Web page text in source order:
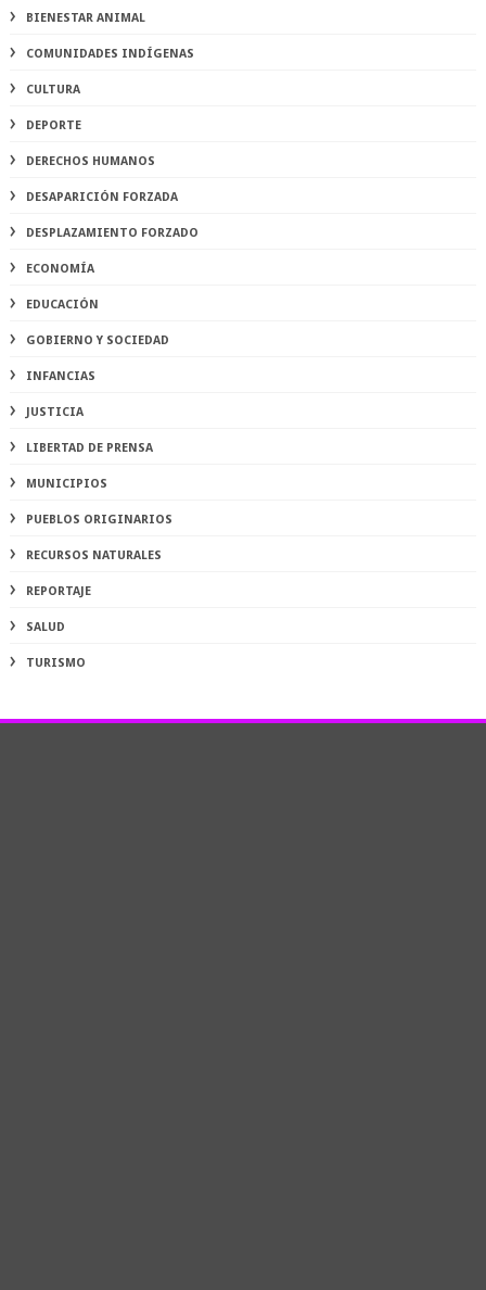
BIENESTAR ANIMAL
COMUNIDADES INDÍGENAS
CULTURA
DEPORTE
DERECHOS HUMANOS
DESAPARICIÓN FORZADA
DESPLAZAMIENTO FORZADO
ECONOMÍA
EDUCACIÓN
GOBIERNO Y SOCIEDAD
INFANCIAS
JUSTICIA
LIBERTAD DE PRENSA
MUNICIPIOS
PUEBLOS ORIGINARIOS
RECURSOS NATURALES
REPORTAJE
SALUD
TURISMO